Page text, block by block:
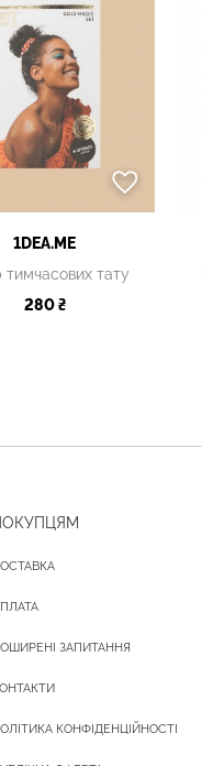
1DEA.ME
тимчасових тату
280 ₴
ЗАПИТАННЯ
КОНФІДЕНЦІЙНОСТІ